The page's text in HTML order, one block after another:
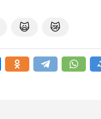
🙀 😿